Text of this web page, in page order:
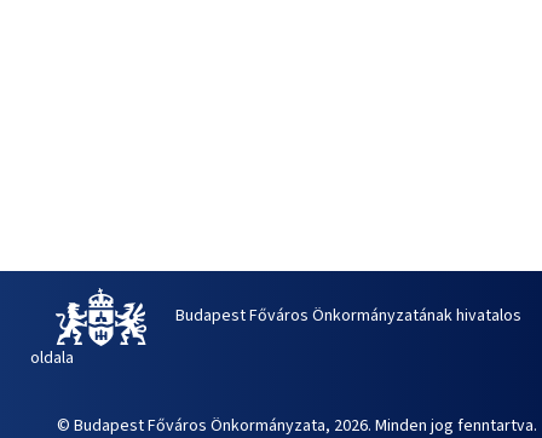
Budapest Főváros Önkormányzatának hivatalos
oldala
© Budapest Főváros Önkormányzata, 2026. Minden jog fenntartva.